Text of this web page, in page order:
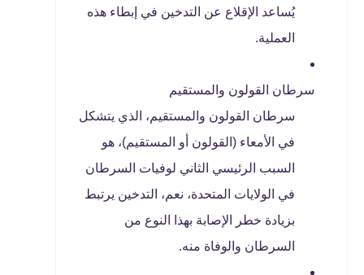
يُساعد الإقلاع عن التدخين في إبطاء هذه
العملية.
سرطان القولون والمستقيم
سرطان القولون والمستقيم، الذي يتشكل
في الأمعاء (القولون أو المستقيم)، هو
السبب الرئيسي الثاني لوفيات السرطان
في الولايات المتحدة، نعم، التدخين يرتبط
بزيادة خطر الإصابة بهذا النوع من
السرطان والوفاة منه.